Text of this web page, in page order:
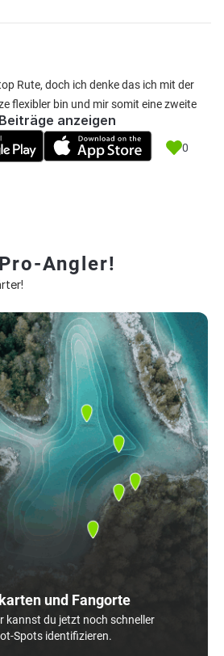
Rute, doch ich denke das ich mit der
flexibler bin und mir somit eine zweite
0
anzeigen
Angler!
und Fangorte
kannst du jetzt noch schneller
Spots identifizieren.